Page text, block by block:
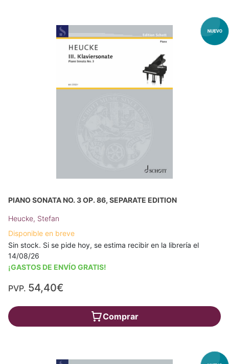
PIANO SONATA NO. 3 OP. 86, SEPARATE EDITION
Heucke, Stefan
Disponible en breve
Sin stock. Si se pide hoy, se estima recibir en la librería el
14/08/26
¡GASTOS DE ENVÍO GRATIS!
PVP. 54,40€
Comprar